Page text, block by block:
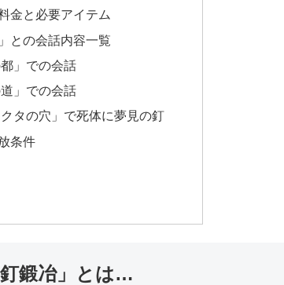
金と必要アイテム
との会話内容一覧
都」での会話
道」での会話
クタの穴」で死体に夢見の釘
条件
釘鍛冶」とは…